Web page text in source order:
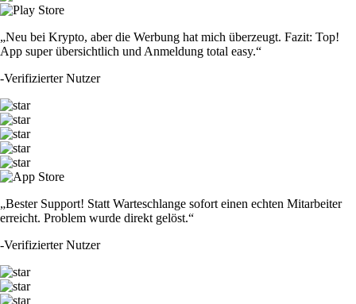
„Neu bei Krypto, aber die Werbung hat mich überzeugt. Fazit: Top!
App super übersichtlich und Anmeldung total easy.“
-Verifizierter Nutzer
„Bester Support! Statt Warteschlange sofort einen echten Mitarbeiter
erreicht. Problem wurde direkt gelöst.“
-Verifizierter Nutzer